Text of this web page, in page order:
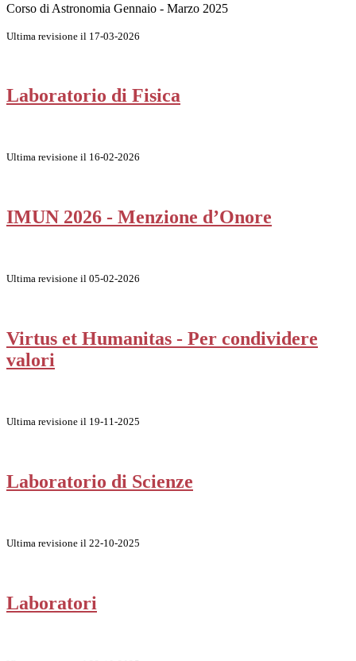
Corso di Astronomia Gennaio - Marzo 2025
Ultima revisione il 17-03-2026
Laboratorio di Fisica
Ultima revisione il 16-02-2026
IMUN 2026 - Menzione d’Onore
Ultima revisione il 05-02-2026
Virtus et Humanitas - Per condividere
valori
Ultima revisione il 19-11-2025
Laboratorio di Scienze
Ultima revisione il 22-10-2025
Laboratori